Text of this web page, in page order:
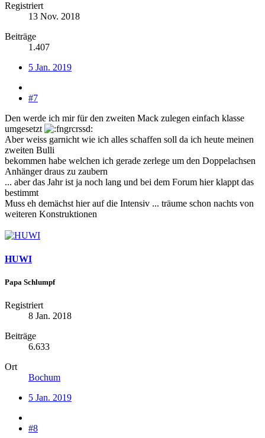
Registriert
13 Nov. 2018
Beiträge
1.407
5 Jan. 2019
#7
Den werde ich mir für den zweiten Mack zulegen einfach klasse
umgesetzt
Aber weiss garnicht wie ich alles schaffen soll da ich heute meinen
zweiten Bulli
bekommen habe welchen ich gerade zerlege um den Doppelachsen
Anhänger draus zu zaubern
... aber das Jahr ist ja noch lang und bei dem Forum hier klappt das
bestimmt
Muss eh demächst hier auf die Intensiv ... träume schon nachts von
weiteren Konstruktionen
HUWI
Papa Schlumpf
Registriert
8 Jan. 2018
Beiträge
6.633
Ort
Bochum
5 Jan. 2019
#8